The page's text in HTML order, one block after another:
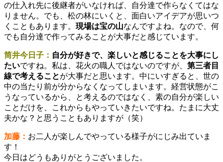
の仕入れ先に後継者がいなければ、自分達で作らなくてはな
りません。でも、松の林にいくと、面白いアイデアが思いつ
くこともあります。 現場は宝の山なんですよね。なので、何
でも自分達で作ってみることが大事だと感じています。
筒井今日子： 自分が好きで、楽しいと感じることを大事にし
たいですね。私は、花火の職人ではないのですが、 第三者目
線で考えることが大事だと思います。中にいすぎると、世の
中の当たり前が分からなくなってしまいます。経営状態がこ
うなっているから、と考えるのではなく、素の自分が楽しい
ことだけを、これからもやっていきたいですね。たまに大丈
夫かな？と思うこともありますが（笑）
加藤： お二人が楽しんでやっている様子がにじみ出ていま
す！
今日はどうもありがとうございました。